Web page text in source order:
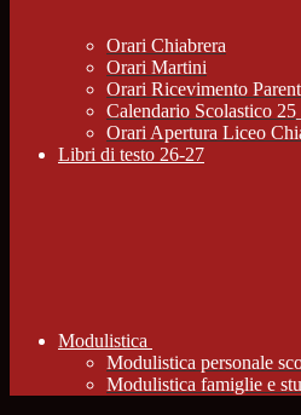
Orari Chiabrera
Orari Martini
Orari Ricevimento
Calendario Scolastico
Orari Apertura Liceo
Libri di testo 26-27
Modulistica
Modulistica personale
Modulistica famiglie e